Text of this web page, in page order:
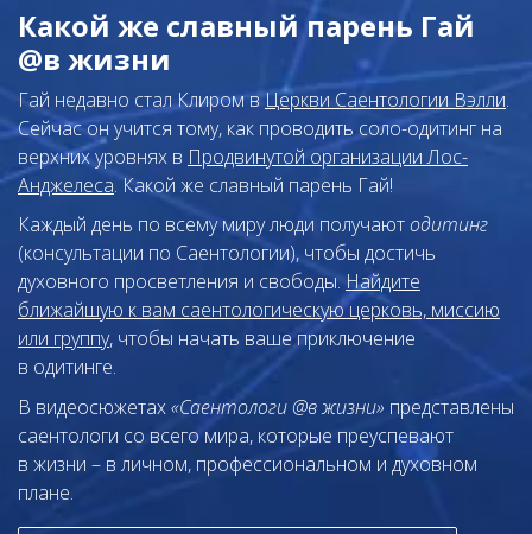
Какой же славный парень Гай
@в жизни
Гай недавно стал Клиром вЦеркви Саентологии Вэлли.
Сейчас он учится тому, как проводить соло-одитинг на
верхних уровнях в Продвинутой организации Лос-
Анджелеса. Какой же славный парень Гай!
Каждый день по всему миру люди получаютодитинг
(консультации по Саентологии), чтобы достичь
духовного просветления и свободы. Найдите
ближайшую к вам саентологическую церковь, миссию
или группу, чтобы начать ваше приключение
в одитинге.
В видеосюжетах«Саентологи @в жизни» представлены
саентологи со всего мира, которые преуспевают
в жизни – в личном, профессиональном и духовном
плане.